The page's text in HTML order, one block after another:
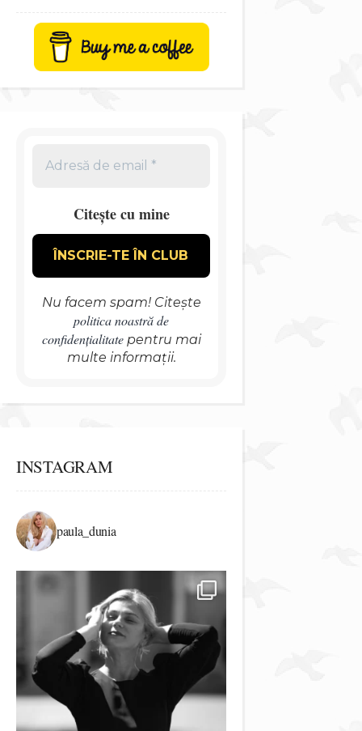
Citește cu mine
Nu facem spam! Citește
politica noastră de
confidențialitatepentru mai
multe informații.
INSTAGRAM
paula_dunia